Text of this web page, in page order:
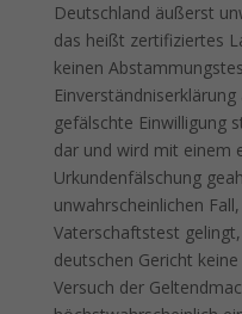
Deutschland äußerst
das heißt zertifiziertes
keinen
gefälschte Einwilligung
dar und wird mit einem
Urkundenfälschung
unwahrscheinlichen
Vaterschaftstest
deutschen Gericht
Versuch der